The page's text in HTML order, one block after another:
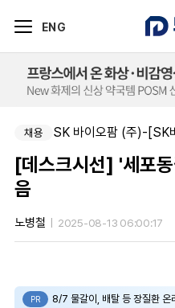
ENG
채용
[데스크시선] '세포
음
노병철 2025-08-13 06:00:17
PR 8/7 물갈이, 배탈 등 장질환 온